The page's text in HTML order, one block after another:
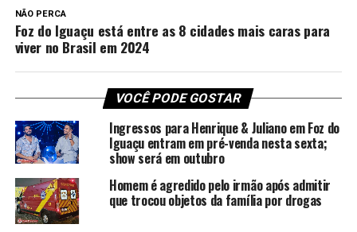
NÃO PERCA
Foz do Iguaçu está entre as 8 cidades mais caras para
viver no Brasil em 2024
VOCÊ PODE GOSTAR
Ingressos para Henrique & Juliano em Foz do
Iguaçu entram em pré-venda nesta sexta;
show será em outubro
Homem é agredido pelo irmão após admitir
que trocou objetos da família por drogas